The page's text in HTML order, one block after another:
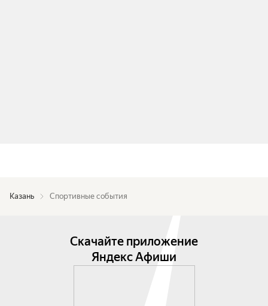
Казань Спортивные события
Скачайте приложение
Яндекс Афиши